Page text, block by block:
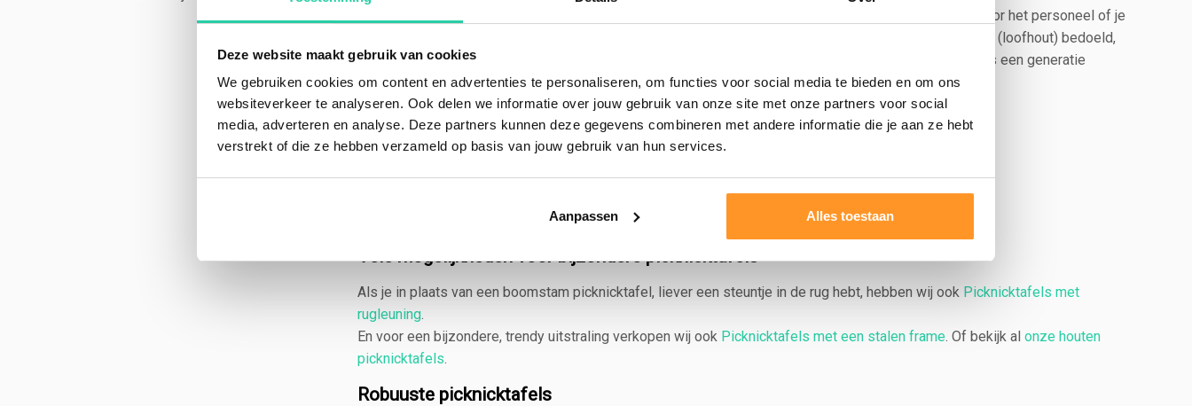
Deze website maakt gebruik van cookies
We gebruiken cookies om content en advertenties te personaliseren, om functies voor social media te bieden en om ons
websiteverkeer te analyseren. Ook delen we informatie over jouw gebruik van onze site met onze partners voor social
media, adverteren en analyse. Deze partners kunnen deze gegevens combineren met andere informatie die je aan ze hebt
verstrekt of die ze hebben verzameld op basis van jouw gebruik van hun services.
Aanpassen Alles toestaan
Een hardhouten boomstam picknicktafel is een garantie op jarenlang zitplezier voor zowel gezin als voor het personeel of je
klanten. Eiken is een vorm van hardhout. Met hardhout wordt over het algemeen het hout van loofbomen (loofhout) bedoeld,
en de eik is daar één van. Omdat dit zo’n sterk type hout is, kan je ervan uit gaan dat deze picknicktafels een generatie
overleven.
Voordelen eikenhout
De aanschaf van een eikenhouten tuinmeubel heeft zo z’n voordelen:
Duurzaam: gaat lang mee
Robuust: hardhoutsoort dat veel kan dragen
Vele mogelijkheden voor bijzondere picknicktafels
Als je in plaats van een boomstam picknicktafel, liever een steuntje in de rug hebt, hebben wij ook Picknicktafels met
rugleuning.
En voor een bijzondere, trendy uitstraling verkopen wij ook Picknicktafels met een stalen frame. Of bekijk al onze houten
picknicktafels.
Robuuste picknicktafels